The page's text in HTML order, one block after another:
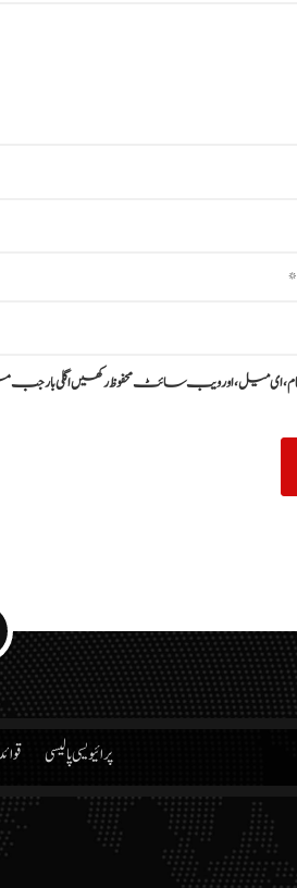
*
ای میل، اور ویب سائٹ محفوظ رکھیں اگلی بار
پرائیویسی پالیسی